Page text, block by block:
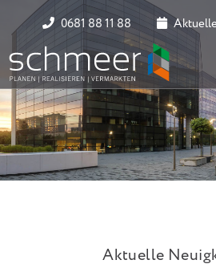
0681 88 11 88
Aktuelle